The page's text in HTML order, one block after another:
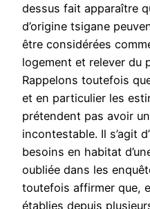
dessus fait apparaître
d’origine tsigane
être considérées
logement et relever du
Rappelons toutefois
et en particulier les
prétendent pas avoir
incontestable. Il s’agit
besoins en habitat
oubliée dans les
toutefois affirmer que,
établies depuis